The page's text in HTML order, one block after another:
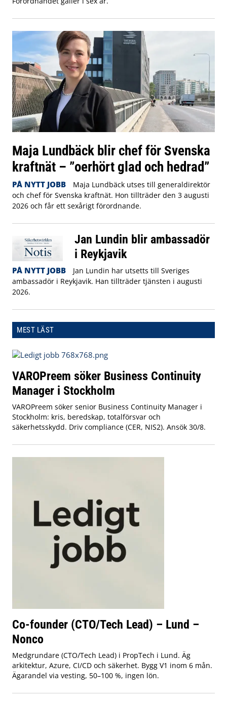
Maja Lundbäck blir chef för Svenska
kraftnät – ”oerhört glad och hedrad”
PÅ NYTT JOBB
Maja Lundbäck utses till generaldirektör
och chef för Svenska kraftnät. Hon tillträder den 3 augusti
2026 och får ett sexårigt förordnande.
Jan Lundin blir ambassadör
i Reykjavik
PÅ NYTT JOBB
Jan Lundin har utsetts till Sveriges
ambassadör i Reykjavik. Han tillträder tjänsten i augusti
2026.
MEST LÄST
VAROPreem söker Business Continuity
Manager i Stockholm
VAROPreem söker senior Business Continuity Manager i
Stockholm: kris, beredskap, totalförsvar och
säkerhetsskydd. Driv compliance (CER, NIS2). Ansök 30/8.
Co-founder (CTO/Tech Lead) – Lund –
Nonco
Medgrundare (CTO/Tech Lead) i PropTech i Lund. Äg
arkitektur, Azure, CI/CD och säkerhet. Bygg V1 inom 6 mån.
Ägarandel via vesting, 50–100 %, ingen lön.